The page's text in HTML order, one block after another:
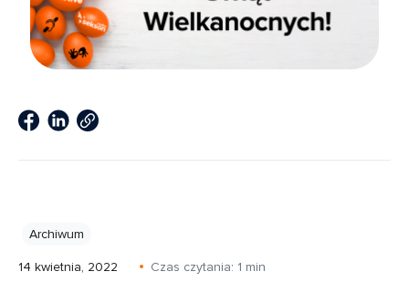
Archiwum
14 kwietnia, 2022 Czas czytania: 1 min